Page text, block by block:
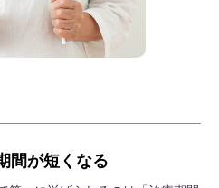
間が短くなる